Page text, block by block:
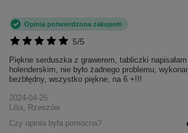
5/5
Opinia potwierdzona zakupem
Piękne serduszka z grawerem, tabliczki
holenderskim, nie było żadnego problemu,
bezbłędny, wszystko piękne, na 6 +!!!
2024-04-25
Lilia, Rzeszów
Czy opinia była pomocna?